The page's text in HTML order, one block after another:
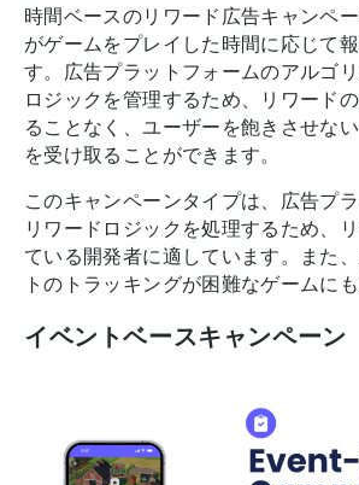
時間ベースのリワード広告キャンペ
がゲームをプレイした時間に応じて
す。広告プラットフォームのアルゴ
ロジックを管理するため、リワード
ることなく、ユーザーを飽きさせな
を受け取ることができます。
このキャンペーンタイプは、広告プ
リワードロジックを処理するため、
ている開発者に適しています。また
トのトラッキングが困難なゲームに
イベントベースキャンペーン